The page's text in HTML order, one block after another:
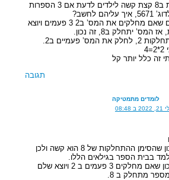
סימני התחלקות ב8 קצת קשה לילדים לדעת אם 3 הספרות
אני שמעתי פעם שאם מחלקים את המס’ ב2 3 פעמים ויוצא
המס’ יתחלק ב8, זה נכון.
המס’ פעמיים ב2.
תגובה
לומדים מתמטיקה
ב 08:48
זה נכון שהסימן ההתחלקות של 8 הוא קשה ולכן
בבית הספר בגילאים הללו.
וזה נכון שאם מחלקים 3 פעמים ב 2 ויוצא שלם
מתחלק ב 8.